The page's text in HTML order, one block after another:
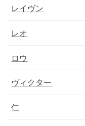
レイヴン
レオ
ロウ
ヴィクター
仁